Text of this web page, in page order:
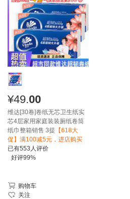
¥49.00
维达[30卷]卷纸无芯卫生纸实
芯4层家用家庭装装厕纸卷筒
纸巾整箱销售 3提 【618大
促】满100减5元，进店购买
已有553 人评价
好评99%
购物车
关注